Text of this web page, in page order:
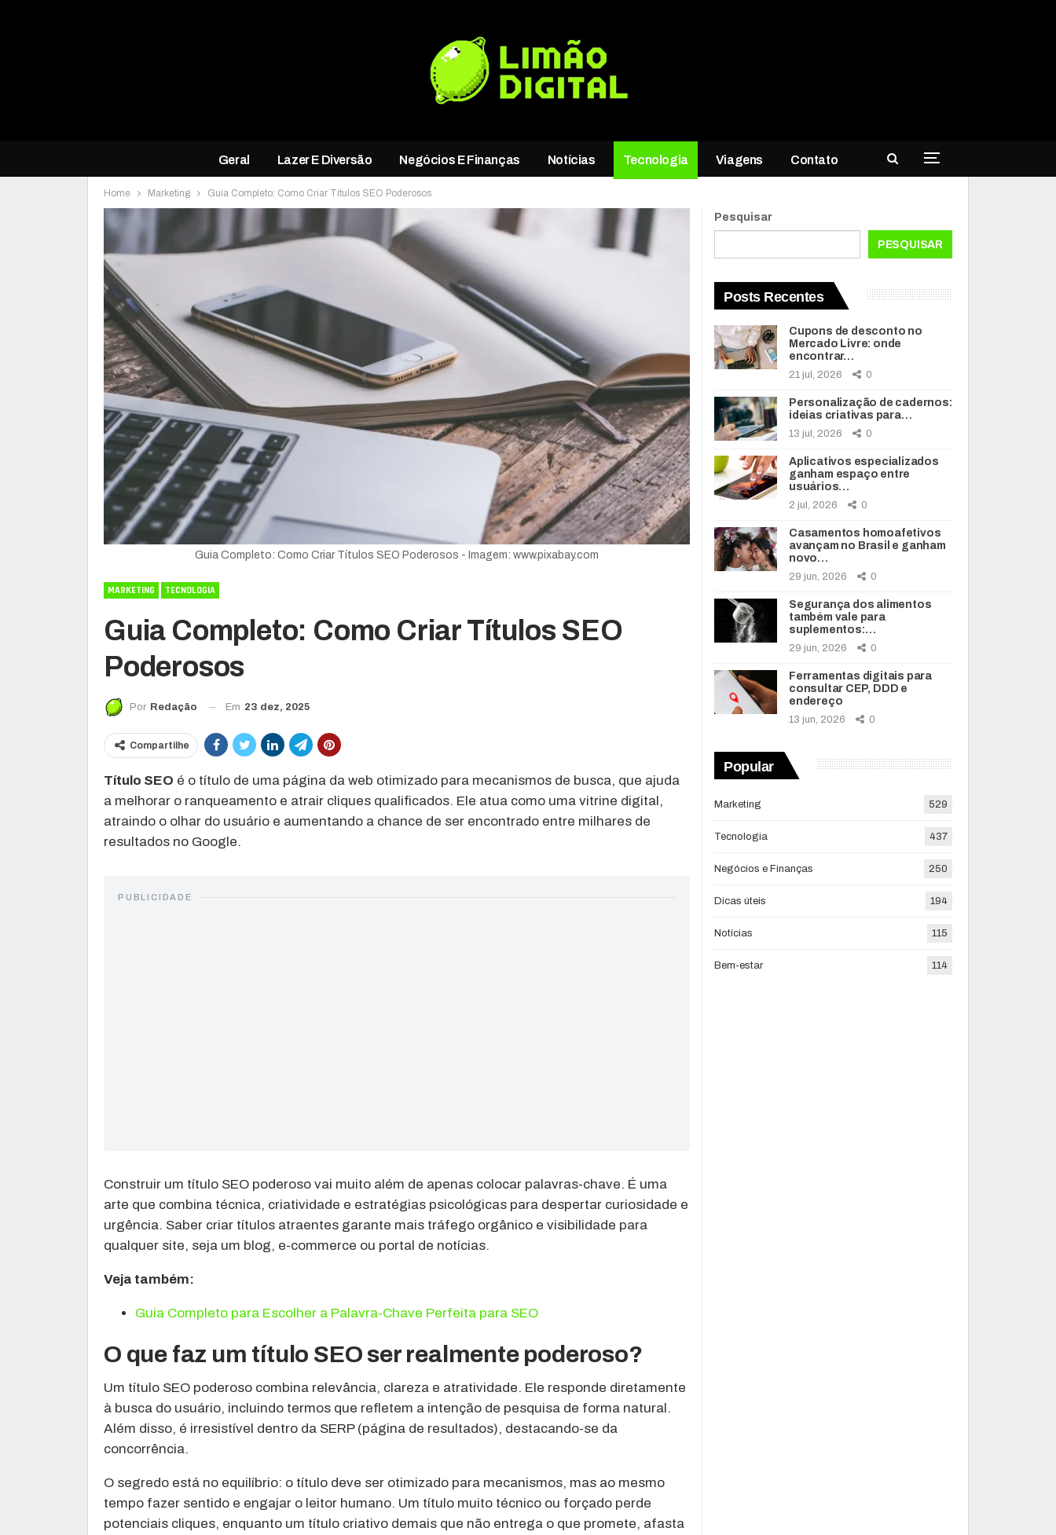
Geral Lazer E Diversão Negócios E Finanças Notícias Tecnologia Viagens Contato
Home Marketing Guia Completo: Como Criar Títulos SEO Poderosos
Guia Completo: Como Criar Títulos SEO Poderosos - Imagem: www.pixabay.com
MARKETING TECNOLOGIA
Guia Completo: Como Criar Títulos SEO
Poderosos
Por Redação Em 23 dez, 2025
Compartilhe
Título SEO é o título de uma página da web otimizado para mecanismos de busca, que ajuda
a melhorar o ranqueamento e atrair cliques qualificados. Ele atua como uma vitrine digital,
atraindo o olhar do usuário e aumentando a chance de ser encontrado entre milhares de
resultados no Google.
PUBLICIDADE
Construir um título SEO poderoso vai muito além de apenas colocar palavras-chave. É uma
arte que combina técnica, criatividade e estratégias psicológicas para despertar curiosidade e
urgência. Saber criar títulos atraentes garante mais tráfego orgânico e visibilidade para
qualquer site, seja um blog, e-commerce ou portal de notícias.
Veja também:
Guia Completo para Escolher a Palavra-Chave Perfeita para SEO
O que faz um título SEO ser realmente poderoso?
Um título SEO poderoso combina relevância, clareza e atratividade. Ele responde diretamente
à busca do usuário, incluindo termos que refletem a intenção de pesquisa de forma natural.
Além disso, é irresistível dentro da SERP (página de resultados), destacando-se da
concorrência.
O segredo está no equilíbrio: o título deve ser otimizado para mecanismos, mas ao mesmo
tempo fazer sentido e engajar o leitor humano. Um título muito técnico ou forçado perde
potenciais cliques, enquanto um título criativo demais que não entrega o que promete, afasta
Pesquisar
PESQUISAR
Posts Recentes
Cupons de desconto no
Mercado Livre: onde
encontrar…
21 jul, 2026 0
Personalização de cadernos:
ideias criativas para…
13 jul, 2026 0
Aplicativos especializados
ganham espaço entre
usuários…
2 jul, 2026 0
Casamentos homoafetivos
avançam no Brasil e ganham
novo…
29 jun, 2026 0
Segurança dos alimentos
também vale para
suplementos:…
29 jun, 2026 0
Ferramentas digitais para
consultar CEP, DDD e
endereço
13 jun, 2026 0
Popular
Marketing 529
Tecnologia 437
Negócios e Finanças 250
Dicas úteis 194
Notícias 115
Bem-estar 114